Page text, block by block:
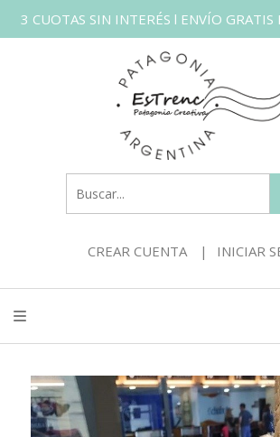
3 CUOTAS SIN INTERÉS l ENVÍO
CREAR CUENTA INICIAR